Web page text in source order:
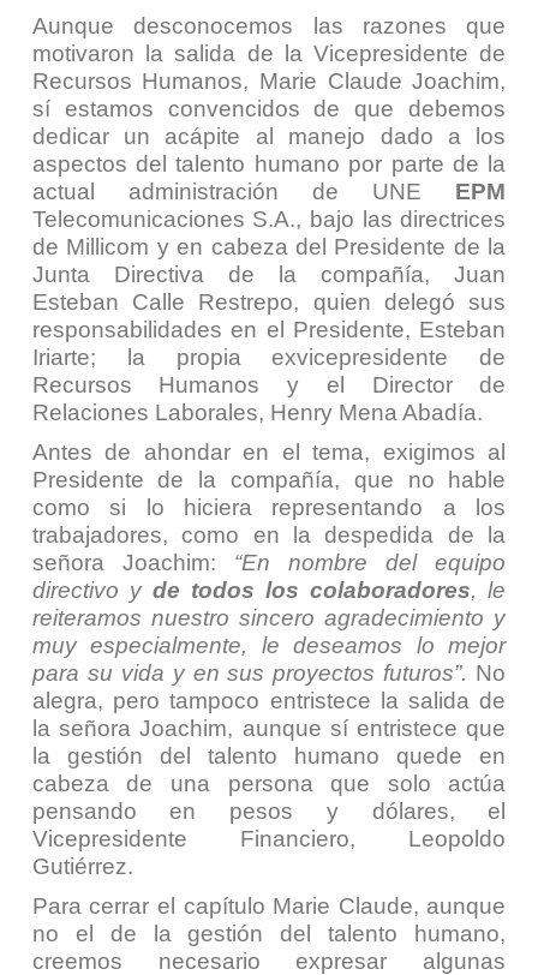
Aunque desconocemos las razones que
motivaron la salida de la Vicepresidente de
Recursos Humanos, Marie Claude Joachim,
sí estamos convencidos de que debemos
dedicar un acápite al manejo dado a los
aspectos del talento humano por parte de la
actual administración de UNE EPM
Telecomunicaciones S.A., bajo las directrices
de Millicom y en cabeza del Presidente de la
Junta Directiva de la compañía, Juan
Esteban Calle Restrepo, quien delegó sus
responsabilidades en el Presidente, Esteban
Iriarte; la propia exvicepresidente de
Recursos Humanos y el Director de
Relaciones Laborales, Henry Mena Abadía.
Antes de ahondar en el tema, exigimos al
Presidente de la compañía, que no hable
como si lo hiciera representando a los
trabajadores, como en la despedida de la
señora Joachim: “En nombre del equipo
directivo y de todos los colaboradores, le
reiteramos nuestro sincero agradecimiento y
muy especialmente, le deseamos lo mejor
para su vida y en sus proyectos futuros”. No
alegra, pero tampoco entristece la salida de
la señora Joachim, aunque sí entristece que
la gestión del talento humano quede en
cabeza de una persona que solo actúa
pensando en pesos y dólares, el
Vicepresidente Financiero, Leopoldo
Gutiérrez.
Para cerrar el capítulo Marie Claude, aunque
no el de la gestión del talento humano,
creemos necesario expresar algunas